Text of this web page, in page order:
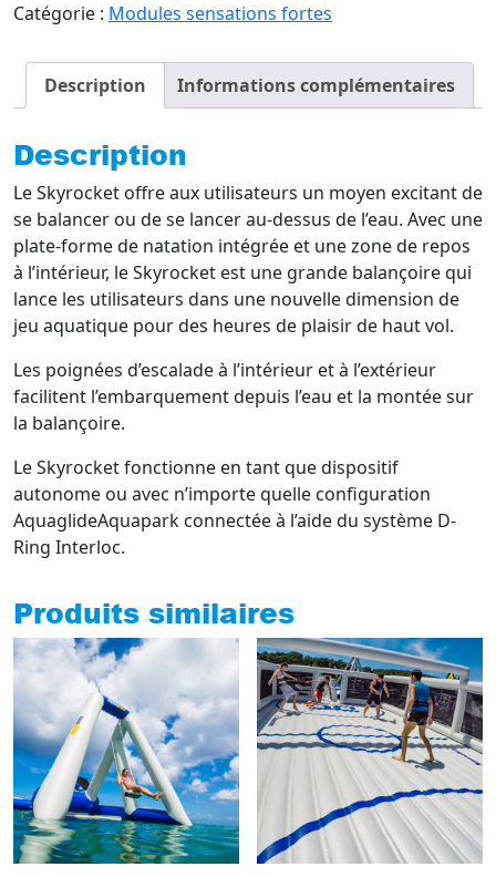
Catégorie : Modules sensations fortes
Description Informations complémentaires
Description
Le Skyrocket offre aux utilisateurs un moyen excitant de
se balancer ou de se lancer au-dessus de l’eau. Avec une
plate-forme de natation intégrée et une zone de repos
à l’intérieur, le Skyrocket est une grande balançoire qui
lance les utilisateurs dans une nouvelle dimension de
jeu aquatique pour des heures de plaisir de haut vol.
Les poignées d’escalade à l’intérieur et à l’extérieur
facilitent l’embarquement depuis l’eau et la montée sur
la balançoire.
Le Skyrocket fonctionne en tant que dispositif
autonome ou avec n’importe quelle configuration
AquaglideAquapark connectée à l’aide du système D-
Ring Interloc.
Produits similaires